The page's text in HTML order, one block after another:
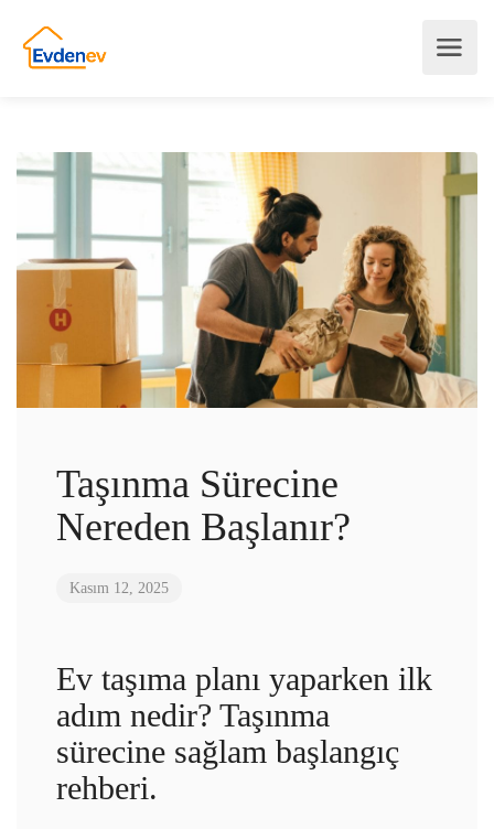
Taşınma Sürecine
Nereden Başlanır?
Kasım 12, 2025
Ev taşıma planı yaparken ilk
adım nedir? Taşınma
sürecine sağlam başlangıç
rehberi.